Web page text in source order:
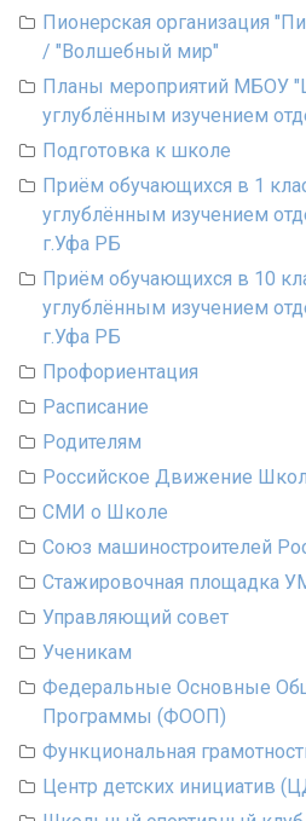
Пионерская организация
/ "Волшебный мир"
Планы мероприятий МБОУ
углублённым изучением
Подготовка к школе
Приём обучающихся в 1
углублённым изучением
г.Уфа РБ
Приём обучающихся в 10
углублённым изучением
г.Уфа РБ
Профориентация
Расписание
Родителям
Российское Движение
СМИ о Школе
Союз машиностроителей
Стажировочная площадка
Управляющий совет
Ученикам
Федеральные Основные
Программы (ФООП)
Функциональная
Центр детских инициатив